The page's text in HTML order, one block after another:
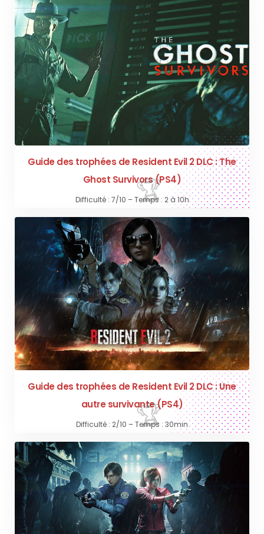
Guide des trophées de Resident Evil 2 DLC : The
Ghost Survivors (PS4)
Difficulté : 7/10 – Temps : 2 à 10h
Guide des trophées de Resident Evil 2 DLC : Une
autre survivante (PS4)
Difficulté : 2/10 – Temps : 30min